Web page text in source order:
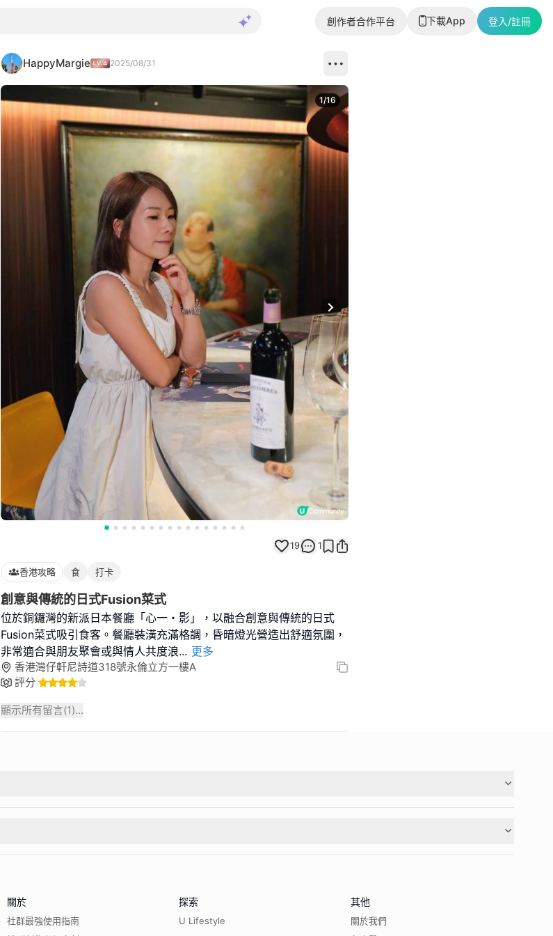
創作者合作平台 下載App 登入/註冊
HappyMargie 2025/08/31
Next slide
1/16
19 1
香港攻略 食 打卡
創意與傳統的日式Fusion菜式
位於銅鑼灣的新派日本餐廳「心一・影」，以融合創意與傳統的日式
Fusion菜式吸引食客。餐廳裝潢充滿格調，昏暗燈光營造出舒適氛圍，
非常適合與朋友聚會或與情人共度浪... 更多
香港灣仔軒尼詩道318號永倫立方一樓A
評分
顯示所有留言(1)...
關於
社群最強使用指南
探索
U Lifestyle
其他
關於我們